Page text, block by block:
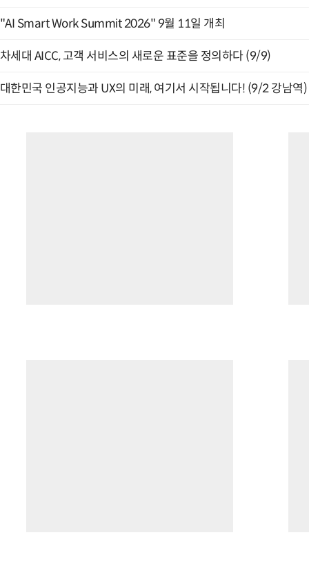
"AI Smart Work Summit 2026" 9월 11일 개최
차세대 AICC, 고객 서비스의 새로운 표준을 정의하다 (9/9)
대한민국 인공지능과 UX의 미래, 여기서 시작됩니다! (9/2 강남역)